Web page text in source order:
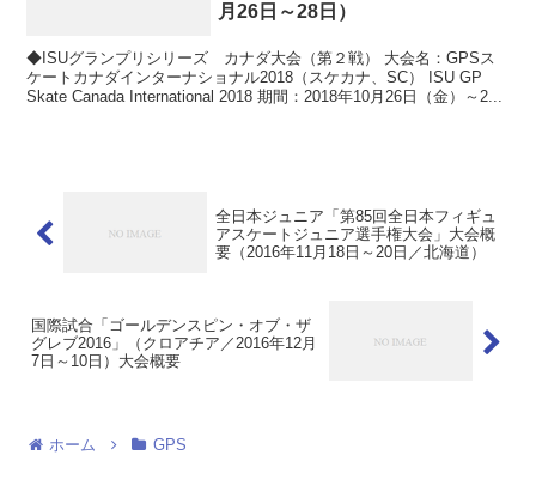
月26日～28日）
◆ISUグランプリシリーズ カナダ大会（第２戦） 大会名：GPSス
ケートカナダインターナショナル2018（スケカナ、SC） ISU GP
Skate Canada International 2018 期間：2018年10月26日（金）～2...
全日本ジュニア「第85回全日本フィギュ
アスケートジュニア選手権大会」大会概
要（2016年11月18日～20日／北海道）
国際試合「ゴールデンスピン・オブ・ザ
グレブ2016」（クロアチア／2016年12月
7日～10日）大会概要
ホーム GPS